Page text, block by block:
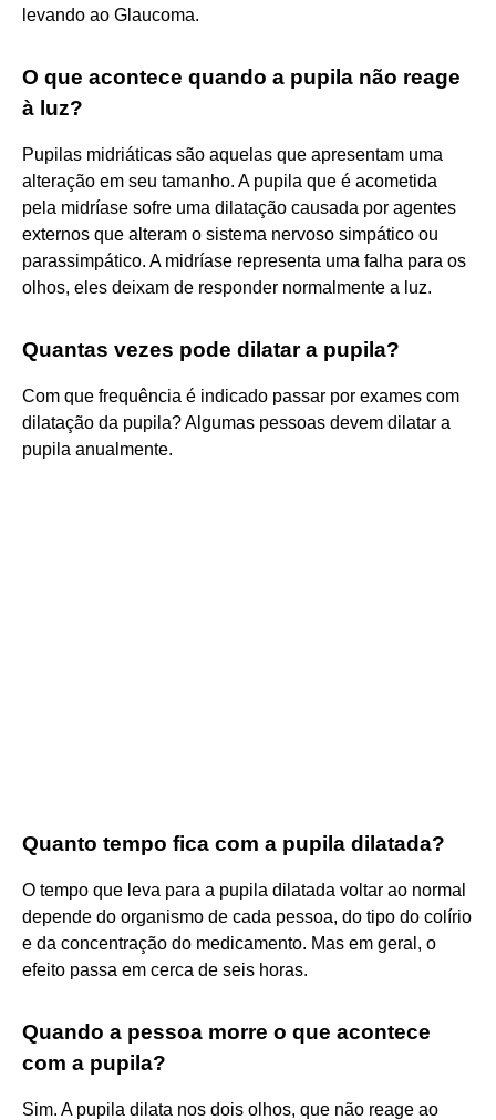
levando ao Glaucoma.
O que acontece quando a pupila não reage
à luz?
Pupilas midriáticas são aquelas que apresentam uma
alteração em seu tamanho. A pupila que é acometida
pela midríase sofre uma dilatação causada por agentes
externos que alteram o sistema nervoso simpático ou
parassimpático. A midríase representa uma falha para os
olhos, eles deixam de responder normalmente a luz.
Quantas vezes pode dilatar a pupila?
Com que frequência é indicado passar por exames com
dilatação da pupila? Algumas pessoas devem dilatar a
pupila anualmente.
Quanto tempo fica com a pupila dilatada?
O tempo que leva para a pupila dilatada voltar ao normal
depende do organismo de cada pessoa, do tipo do colírio
e da concentração do medicamento. Mas em geral, o
efeito passa em cerca de seis horas.
Quando a pessoa morre o que acontece
com a pupila?
Sim. A pupila dilata nos dois olhos, que não reage ao